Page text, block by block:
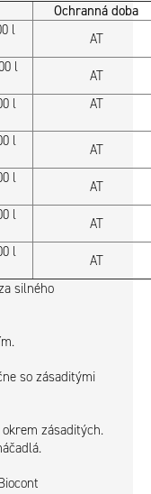
Ochranná doba
l
AT
l
AT
l
AT
l
AT
l
AT
l
AT
l
AT
silného
so zásaditými
zásaditých.